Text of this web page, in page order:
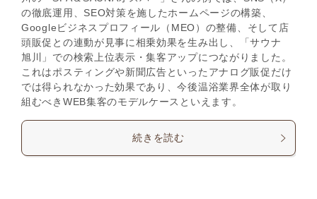
の徹底運用、SEO対策を施したホームページの構築、
Googleビジネスプロフィール（MEO）の整備、そして店
頭販促との連動が見事に相乗効果を生み出し、「サウナ
旭川」での検索上位表示・集客アップにつながりました。
これはポスティングや新聞広告といったアナログ販促だけ
では得られなかった効果であり、今後温浴業界全体が取り
組むべきWEB集客のモデルケースといえます。
続きを読む